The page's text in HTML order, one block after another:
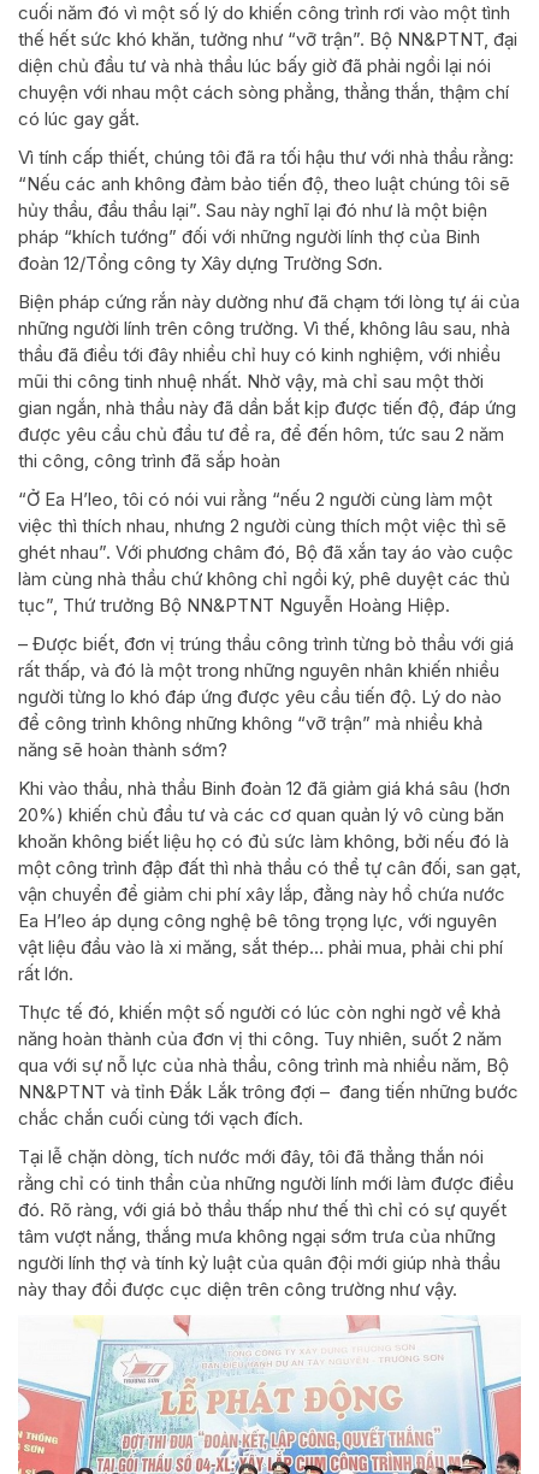
cuối năm đó vì một số lý do khiến công trình rơi vào một tình
thế hết sức khó khăn, tưởng như “vỡ trận”. Bộ NN&PTNT, đại
diện chủ đầu tư và nhà thầu lúc bấy giờ đã phải ngồi lại nói
chuyện với nhau một cách sòng phẳng, thẳng thắn, thậm chí
có lúc gay gắt.
Vì tính cấp thiết, chúng tôi đã ra tối hậu thư với nhà thầu rằng:
“Nếu các anh không đảm bảo tiến độ, theo luật chúng tôi sẽ
hủy thầu, đầu thầu lại”. Sau này nghĩ lại đó như là một biện
pháp “khích tướng” đối với những người lính thợ của Binh
đoàn 12/Tổng công ty Xây dựng Trường Sơn.
Biện pháp cứng rắn này dường như đã chạm tới lòng tự ái của
những người lính trên công trường. Vì thế, không lâu sau, nhà
thầu đã điều tới đây nhiều chỉ huy có kinh nghiệm, với nhiều
mũi thi công tinh nhuệ nhất. Nhờ vậy, mà chỉ sau một thời
gian ngắn, nhà thầu này đã dần bắt kịp được tiến độ, đáp ứng
được yêu cầu chủ đầu tư đề ra, để đến hôm, tức sau 2 năm
thi công, công trình đã sắp hoàn
“Ở Ea H’leo, tôi có nói vui rằng “nếu 2 người cùng làm một
việc thì thích nhau, nhưng 2 người cùng thích một việc thì sẽ
ghét nhau”. Với phương châm đó, Bộ đã xắn tay áo vào cuộc
làm cùng nhà thầu chứ không chỉ ngồi ký, phê duyệt các thủ
tục”, Thứ trưởng Bộ NN&PTNT Nguyễn Hoàng Hiệp.
– Được biết, đơn vị trúng thầu công trình từng bỏ thầu với giá
rất thấp, và đó là một trong những nguyên nhân khiến nhiều
người từng lo khó đáp ứng được yêu cầu tiến độ. Lý do nào
để công trình không những không “vỡ trận” mà nhiều khả
năng sẽ hoàn thành sớm?
Khi vào thầu, nhà thầu Binh đoàn 12 đã giảm giá khá sâu (hơn
20%) khiến chủ đầu tư và các cơ quan quản lý vô cùng băn
khoăn không biết liệu họ có đủ sức làm không, bởi nếu đó là
một công trình đập đất thì nhà thầu có thể tự cân đối, san gạt,
vận chuyển để giảm chi phí xây lắp, đằng này hồ chứa nước
Ea H’leo áp dụng công nghệ bê tông trọng lực, với nguyên
vật liệu đầu vào là xi măng, sắt thép… phải mua, phải chi phí
rất lớn.
Thực tế đó, khiến một số người có lúc còn nghi ngờ về khả
năng hoàn thành của đơn vị thi công. Tuy nhiên, suốt 2 năm
qua với sự nỗ lực của nhà thầu, công trình mà nhiều năm, Bộ
NN&PTNT và tỉnh Đắk Lắk trông đợi – đang tiến những bước
chắc chắn cuối cùng tới vạch đích.
Tại lễ chặn dòng, tích nước mới đây, tôi đã thẳng thắn nói
rằng chỉ có tinh thần của những người lính mới làm được điều
đó. Rõ ràng, với giá bỏ thầu thấp như thế thì chỉ có sự quyết
tâm vượt nắng, thắng mưa không ngại sớm trưa của những
người lính thợ và tính kỷ luật của quân đội mới giúp nhà thầu
này thay đổi được cục diện trên công trường như vậy.